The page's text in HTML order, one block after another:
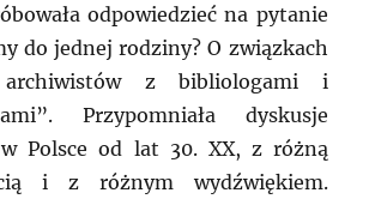
odpowiedzieć na pytanie
do jednej rodziny? O związkach
archiwistów z bibliologami i
Przypomniała dyskusje
Polsce od lat 30. XX, z różną
i z różnym wydźwiękiem.